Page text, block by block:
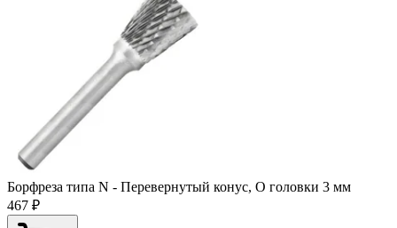
Борфреза типа N - Перевернутый конус, O головки 3 мм
467 ₽